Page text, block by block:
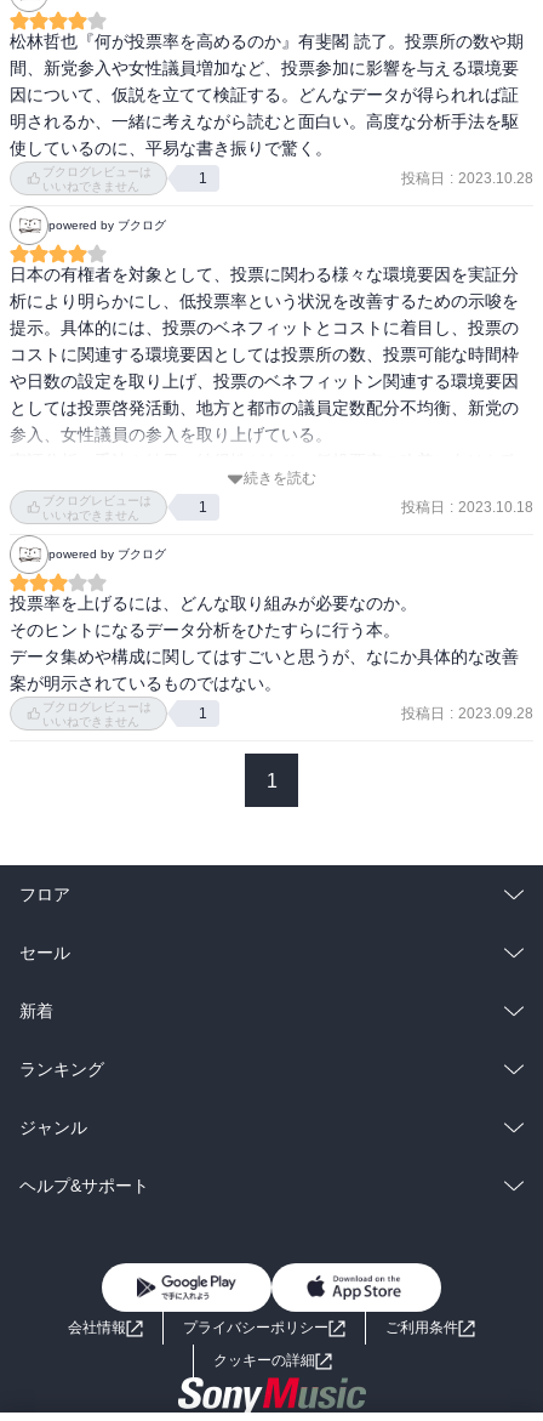
松林哲也『何が投票率を高めるのか』有斐閣 読了。投票所の数や期
間、新党参入や女性議員増加など、投票参加に影響を与える環境要
因について、仮説を立てて検証する。どんなデータが得られれば証
明されるか、一緒に考えながら読むと面白い。高度な分析手法を駆
使しているのに、平易な書き振りで驚く。
ブクログレビューは
いいねできません
1 投稿日 : 2023.10.28
powered by ブクログ
日本の有権者を対象として、投票に関わる様々な環境要因を実証分
析により明らかにし、低投票率という状況を改善するための示唆を
提示。具体的には、投票のベネフィットとコストに着目し、投票の
コストに関連する環境要因としては投票所の数、投票可能な時間枠
や日数の設定を取り上げ、投票のベネフィットン関連する環境要因
としては投票啓発活動、地方と都市の議員定数配分不均衡、新党の
参入、女性議員の参入を取り上げている。
策的含意にも富んだ良書。特に、選挙当日投票所数の減少の負の影
響は期日前投票所数の増加の正の影響を上回るということ、議員定
数不均衡が投票率と関係しているということなどは目から鱗だっ
た。
また、本筋の議論と分けて、実証分析の手法等はコラムにまとめる
などの工夫がされており、非常にわかりやすく、読みやすかった。
続きを読む
ブクログレビューは
いいねできません
1 投稿日 : 2023.10.18
powered by ブクログ
投票率を上げるには、どんな取り組みが必要なのか。
そのヒントになるデータ分析をひたすらに行う本。
データ集めや構成に関してはすごいと思うが、なにか具体的な改善
案が明示されているものではない。
ブクログレビューは
いいねできません
1 投稿日 : 2023.09.28
1
フロア
総合
ラノベ
雑誌・グラビア
BL・TL
セール
総合
ラノベ
雑誌・グラビア
BL・TL
新着
総合
ラノベ
雑誌・グラビア
ランキング
総合
ラノベ
ジャンル
コミック
ライトノベル 男子向けラノベ
小説
海外小説
ヘルプ&サポート
よくあるご質問 お問い合わせ
会社情報 プライバシーポリシー
ご利用条件
クッキーの詳細